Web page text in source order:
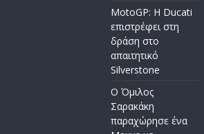
MotoGP: Η Ducati
επιστρέφει στη
δράση στο
απαιτητικό
Silverstone
Ο Όμιλος
Σαρακάκη
παραχώρησε ένα